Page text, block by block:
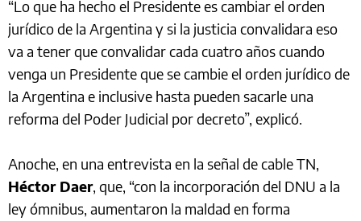
“Lo que ha hecho el Presidente es cambiar el orden
jurídico de la Argentina y si la justicia convalidara eso
va a tener que convalidar cada cuatro años cuando
venga un Presidente que se cambie el orden jurídico de
la Argentina e inclusive hasta pueden sacarle una
reforma del Poder Judicial por decreto”, explicó.
Anoche, en una entrevista en la señal de cable TN,
Héctor Daer, que, “con la incorporación del DNU a la
ley ómnibus, aumentaron la maldad en forma